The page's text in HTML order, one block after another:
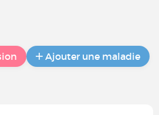
Ajouter une maladie